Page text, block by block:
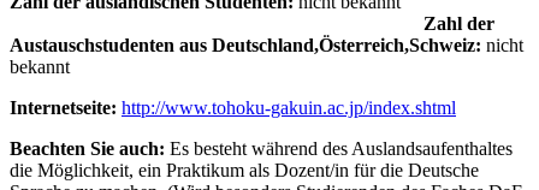
Zahl der
Austauschstudenten aus Deutschland,Österreich,Schweiz: nicht
bekannt
Internetseite: http://www.tohoku-gakuin.ac.jp/index.shtml
Beachten Sie auch: Es besteht während des Auslandsaufenthaltes
die Möglichkeit, ein Praktikum als Dozent/in für die Deutsche